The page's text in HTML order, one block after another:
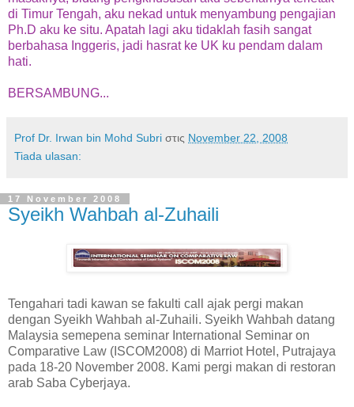
di Timur Tengah, aku nekad untuk menyambung pengajian
Ph.D aku ke situ. Apatah lagi aku tidaklah fasih sangat
berbahasa Inggeris, jadi hasrat ke UK ku pendam dalam
hati.
BERSAMBUNG...
Prof Dr. Irwan bin Mohd Subri στις November 22, 2008
Tiada ulasan:
17 November 2008
Syeikh Wahbah al-Zuhaili
Tengahari tadi kawan se fakulti call ajak pergi makan
dengan Syeikh Wahbah al-Zuhaili. Syeikh Wahbah datang
Malaysia semepena seminar International Seminar on
Comparative Law (ISCOM2008) di Marriot Hotel, Putrajaya
pada 18-20 November 2008. Kami pergi makan di restoran
arab Saba Cyberjaya.